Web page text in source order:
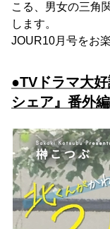
こる、男女の三角
します。
JOUR10月号をお
●TVドラマ大
シェア』番外編